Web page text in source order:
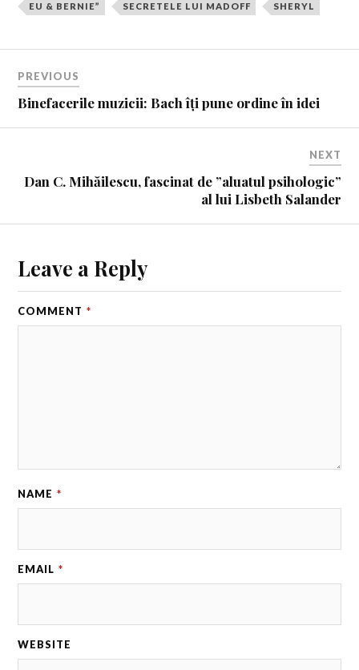
EU & BERNIE” SECRETELE LUI MADOFF SHERYL
PREVIOUS
Binefacerile muzicii: Bach îți pune ordine în idei
NEXT
Dan C. Mihăilescu, fascinat de ”aluatul psihologic”
al lui Lisbeth Salander
Leave a Reply
COMMENT *
NAME *
EMAIL *
WEBSITE